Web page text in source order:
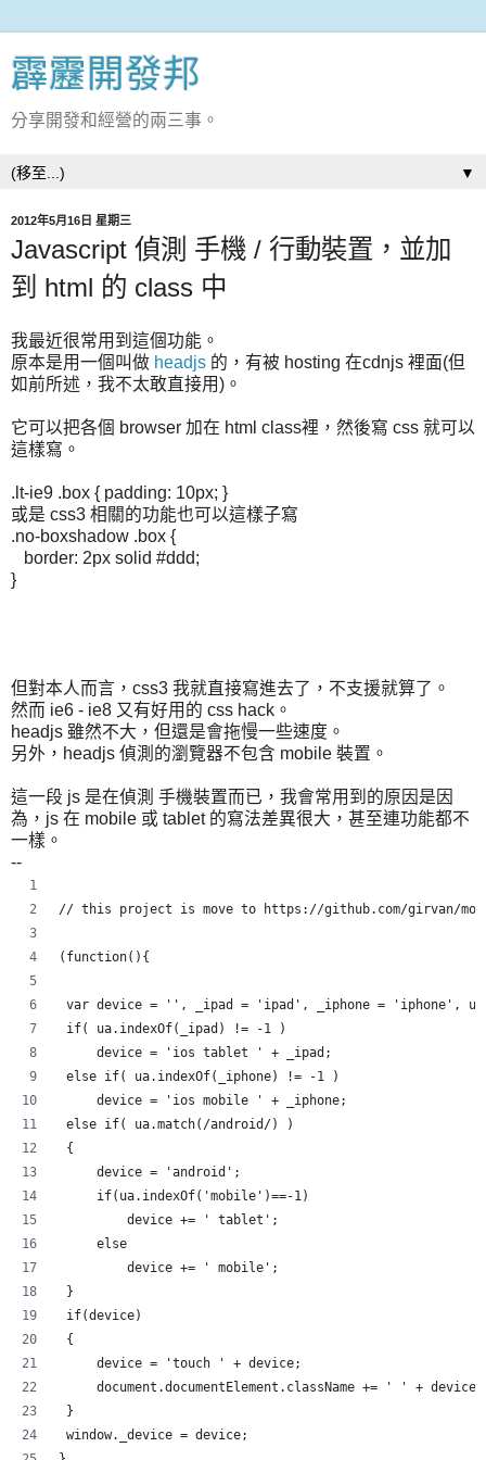
霹靂開發邦
分享開發和經營的兩三事。
▼
2012年5月16日 星期三
Javascript 偵測 手機 / 行動裝置，並加
到 html 的 class 中
我最近很常用到這個功能。
原本是用一個叫做 headjs 的，有被 hosting 在cdnjs 裡面(但
如前所述，我不太敢直接用)。
它可以把各個 browser 加在 html class裡，然後寫 css 就可以
這樣寫。
.lt-ie9 .box { padding: 10px; }
或是 css3 相關的功能也可以這樣子寫
.no-boxshadow .box {
border: 2px solid #ddd;
}
但對本人而言，css3 我就直接寫進去了，不支援就算了。
然而 ie6 - ie8 又有好用的 css hack。
headjs 雖然不大，但還是會拖慢一些速度。
另外，headjs 偵測的瀏覽器不包含 mobile 裝置。
這一段 js 是在偵測 手機裝置而已，我會常用到的原因是因
為，js 在 mobile 或 tablet 的寫法差異很大，甚至連功能都不
一樣。
--
// this project is move to https://github.com/girvan/
(function(){
var device = '', _ipad = 'ipad', _iphone = 'iphone', ua
if( ua.indexOf(_ipad) != -1 )
     device = 'ios tablet ' + _ipad;
else if( ua.indexOf(_iphone) != -1 )
     device = 'ios mobile ' + _iphone;
else if( ua.match(/android/) )
{
     device = 'android';
     if(ua.indexOf('mobile')==-1)
         device += ' tablet';
     else
         device += ' mobile';
}
if(device)
{
     device = 'touch ' + device;
     document.documentElement.className += ' ' + device;
}
window._device = device;